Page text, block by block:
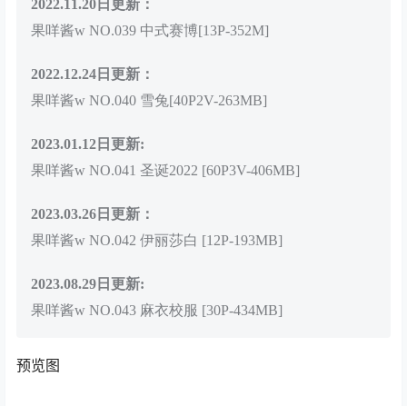
2022.11.20日更新：
果咩酱w NO.039 中式赛博[13P-352M]
2022.12.24日更新：
果咩酱w NO.040 雪兔[40P2V-263MB]
2023.01.12日更新:
果咩酱w NO.041 圣诞2022 [60P3V-406MB]
2023.03.26日更新：
果咩酱w NO.042 伊丽莎白 [12P-193MB]
2023.08.29日更新:
果咩酱w NO.043 麻衣校服 [30P-434MB]
预览图